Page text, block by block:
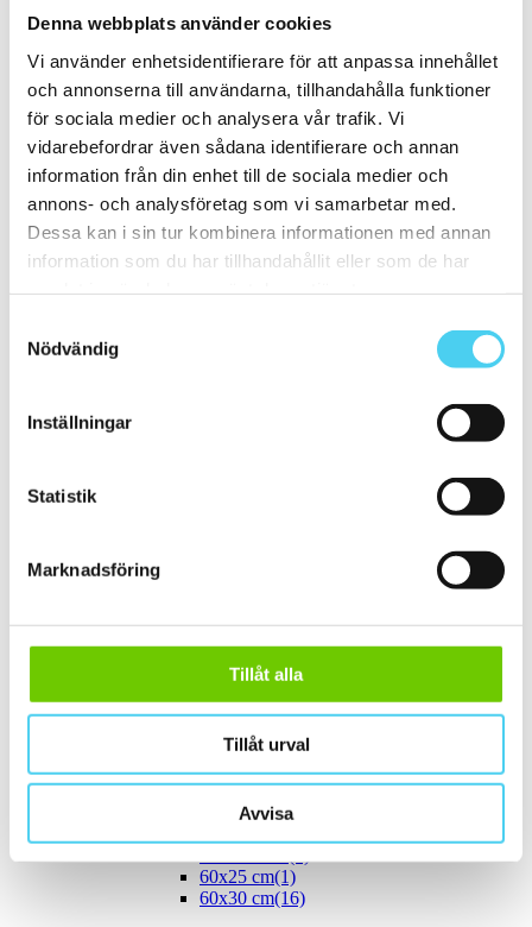
Denna webbplats använder cookies
Vi använder enhetsidentifierare för att anpassa innehållet
och annonserna till användarna, tillhandahålla funktioner
för sociala medier och analysera vår trafik. Vi
vidarebefordrar även sådana identifierare och annan
information från din enhet till de sociala medier och
annons- och analysföretag som vi samarbetar med.
Dessa kan i sin tur kombinera informationen med annan
information som du har tillhandahållit eller som de har
Nödvändig
Inställningar
Statistik
Marknadsföring
Tillåt alla
Tillåt urval
Avvisa
ca 25x(16)
25x6.2 cm(1)
25x6 cm(2)
25x40 cm(5)
25x50 cm(3)
25x60 cm(1)
29.7x14.7 cm(1)
30x9.5 cm(1)
ca 30x10 cm(10)
30x10 cm(8)
ca 35x
45x15 cm
Stora (60 - 120 cm)(22)
ca 60x10 cm(1)
60x10 cm(1)
60x15 cm(1)
ca 60x20 cm(2)
58x20 cm(1)
60x20 cm(1)
60x25 cm(1)
60x30 cm(16)